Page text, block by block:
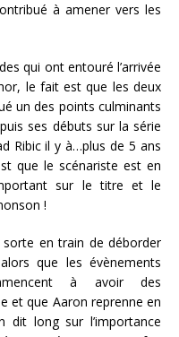
à amener vers les
qui ont entouré l’arrivée
le fait est que les deux
un des points culminants
ses débuts sur la série
Ribic il y à…plus de 5 ans
que le scénariste est en
sur le titre et le
!
en train de déborder
que les évènements
à avoir des
et que Aaron reprenne en
dit long sur l’importance